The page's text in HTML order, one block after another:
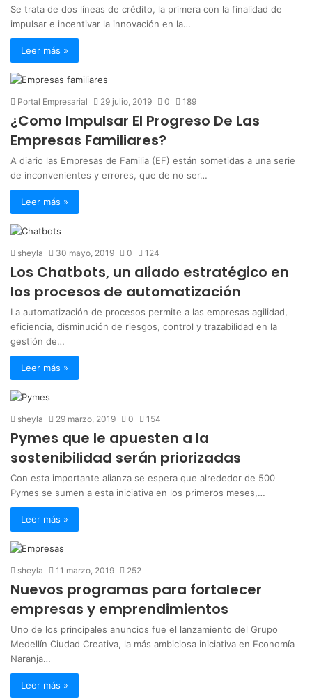
Se trata de dos líneas de crédito, la primera con la finalidad de
impulsar e incentivar la innovación en la…
Leer más »
Portal Empresarial 29 julio, 2019 0 189
¿Como Impulsar El Progreso De Las
Empresas Familiares?
A diario las Empresas de Familia (EF) están sometidas a una serie
de inconvenientes y errores, que de no ser…
Leer más »
sheyla 30 mayo, 2019 0 124
Los Chatbots, un aliado estratégico en
los procesos de automatización
La automatización de procesos permite a las empresas agilidad,
eficiencia, disminución de riesgos, control y trazabilidad en la
gestión de…
Leer más »
sheyla 29 marzo, 2019 0 154
Pymes que le apuesten a la
sostenibilidad serán priorizadas
Con esta importante alianza se espera que alrededor de 500
Pymes se sumen a esta iniciativa en los primeros meses,…
Leer más »
sheyla 11 marzo, 2019 252
Nuevos programas para fortalecer
empresas y emprendimientos
Uno de los principales anuncios fue el lanzamiento del Grupo
Medellín Ciudad Creativa, la más ambiciosa iniciativa en Economía
Naranja…
Leer más »